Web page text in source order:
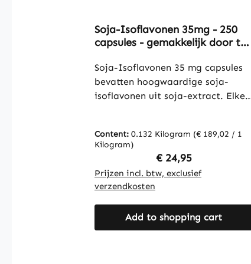
Soja-Isoflavonen 35mg - 250
capsules - gemakkelijk door te
modificatie - met vitamine E -
voor celbescherming - vegan |
Warnke Vitalstoffe
Soja-Isoflavonen 35 mg capsules
bevatten hoogwaardige soja-
isoflavonen uit soja-extract. Elke
daarnaast vitamine E en
tocotriënolen. De plantaardige
capsulehuls bestaat uit
hydroxypropylmethylcellulose. De
is geschikt voor regelmatig
gebruik. De formule wordt
Content: 0.132 Kilogram (€ 189,02 / 1
Kilogram)
Regular price:
€ 24,95
Prijzen incl. btw, exclusief
verzendkosten
Add to shopping cart